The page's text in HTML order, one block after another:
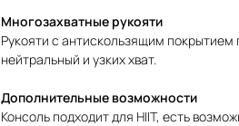
Многозахватные рукояти
Рукояти с антискользящим
нейтральный и узких хват.
Дополнительные возможности
Консоль подходит для HIIT, есть